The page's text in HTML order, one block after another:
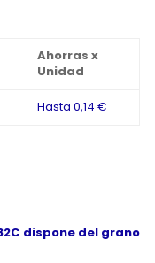
Ahorras x
Unidad
Hasta 0,14 €
dispone del grano